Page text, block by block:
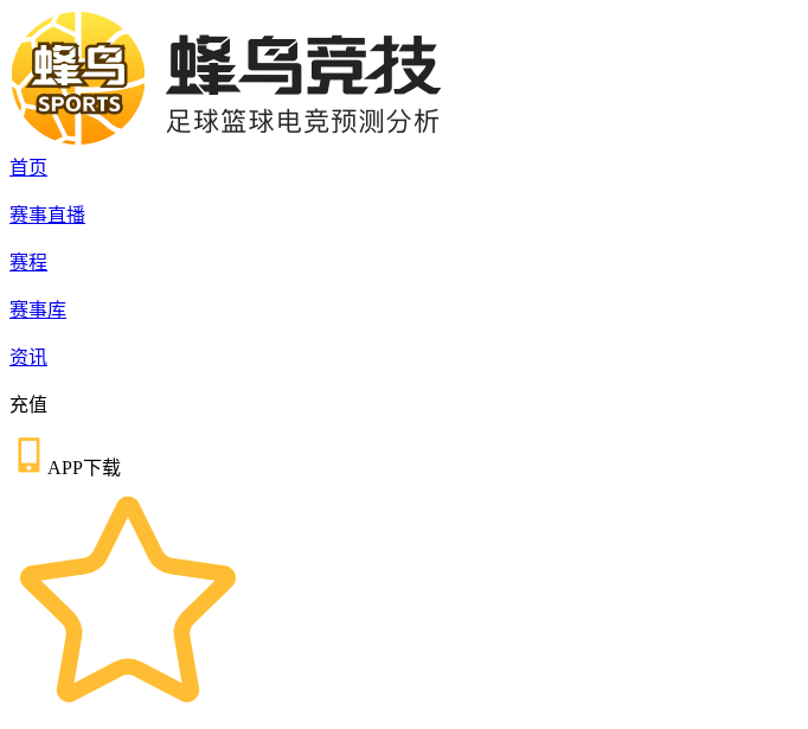
首页
赛事直播
赛程
赛事库
资讯
充值
APP下载